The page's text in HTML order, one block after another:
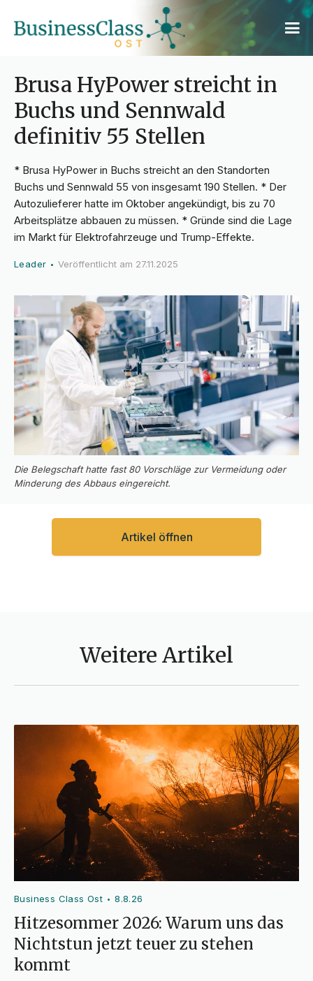
Brusa HyPower streicht in
Buchs und Sennwald
definitiv 55 Stellen
* Brusa HyPower in Buchs streicht an den Standorten
Buchs und Sennwald 55 von insgesamt 190 Stellen. * Der
Autozulieferer hatte im Oktober angekündigt, bis zu 70
Arbeitsplätze abbauen zu müssen. * Gründe sind die Lage
im Markt für Elektrofahrzeuge und Trump-Effekte.
Leader •Veröffentlicht am 27.11.2025
Die Belegschaft hatte fast 80 Vorschläge zur Vermeidung oder
Minderung des Abbaus eingereicht.
Artikel öffnen
Weitere Artikel
Business Class Ost •8.8.26
Hitzesommer 2026: Warum uns das
Nichtstun jetzt teuer zu stehen
kommt